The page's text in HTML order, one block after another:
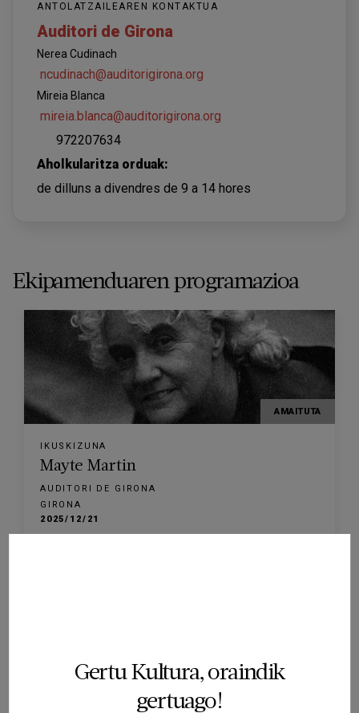
ANTOLATZAILEAREN KONTAKTUA
Auditori de Girona
Nerea Cudinach
ncudinach@auditorigirona.org
Mireia Blanca
mireia.blanca@auditorigirona.org
972207634
Aholkularitza orduak:
de dilluns a divendres de 9 a 14 hores
Gertu Kultura, oraindik
gertuago!
Ekipamenduaren programazioa
AMAITUTA
IKUSKIZUNA
Mayte Martin
AUDITORI DE GIRONA
GIRONA
2025/12/21
AMAITUTA